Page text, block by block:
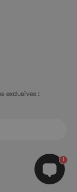
exclusives :
1